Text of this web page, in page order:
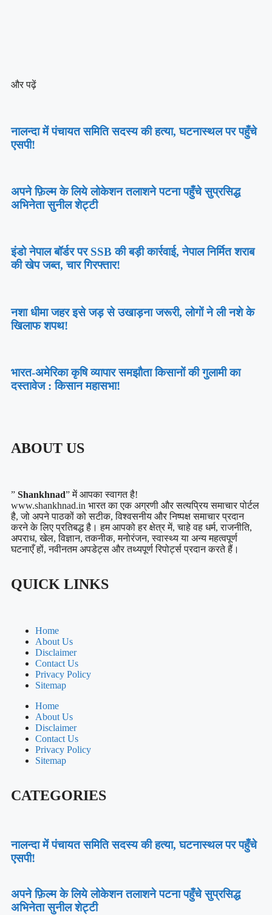
और पढ़ें
नालन्दा में पंचायत समिति सदस्य की हत्या, घटनास्थल पर पहुँचे
एसपी!
अपने फ़िल्म के लिये लोकेशन तलाशने पटना पहुँचे सुप्रसिद्ध
अभिनेता सुनील शेट्टी
इंडो नेपाल बॉर्डर पर SSB की बड़ी कार्रवाई, नेपाल निर्मित शराब
की खेप जब्त, चार गिरफ्तार!
नशा धीमा जहर इसे जड़ से उखाड़ना जरूरी, लोगों ने ली नशे के
खिलाफ शपथ!
भारत-अमेरिका कृषि व्यापार समझौता किसानों की गुलामी का
दस्तावेज : किसान महासभा!
ABOUT US
” Shankhnad” में आपका स्वागत है!
www.shankhnad.in भारत का एक अग्रणी और सत्यप्रिय समाचार पोर्टल
है, जो अपने पाठकों को सटीक, विश्वसनीय और निष्पक्ष समाचार प्रदान
करने के लिए प्रतिबद्ध है। हम आपको हर क्षेत्र में, चाहे वह धर्म, राजनीति,
अपराध, खेल, विज्ञान, तकनीक, मनोरंजन, स्वास्थ्य या अन्य महत्वपूर्ण
घटनाएँ हों, नवीनतम अपडेट्स और तथ्यपूर्ण रिपोर्ट्स प्रदान करते हैं।
QUICK LINKS
Home
About Us
Disclaimer
Contact Us
Privacy Policy
Sitemap
Home
About Us
Disclaimer
Contact Us
Privacy Policy
Sitemap
CATEGORIES
नालन्दा में पंचायत समिति सदस्य की हत्या, घटनास्थल पर पहुँचे
एसपी!
अपने फ़िल्म के लिये लोकेशन तलाशने पटना पहुँचे सुप्रसिद्ध
अभिनेता सुनील शेट्टी